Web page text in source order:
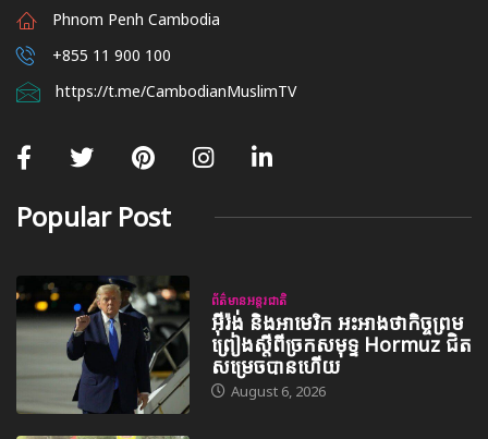
Phnom Penh Cambodia
+855 11 900 100
https://t.me/CambodianMuslimTV
Popular Post
ព័ត៌មានអន្តរជាតិ
អ៊ីរ៉ង់ និងអាមេរិក អះអាងថាកិច្ចព្រម
ព្រៀងស្តីពីច្រកសមុទ្ទ Hormuz ជិត
សម្រេចបានហើយ
August 6, 2026